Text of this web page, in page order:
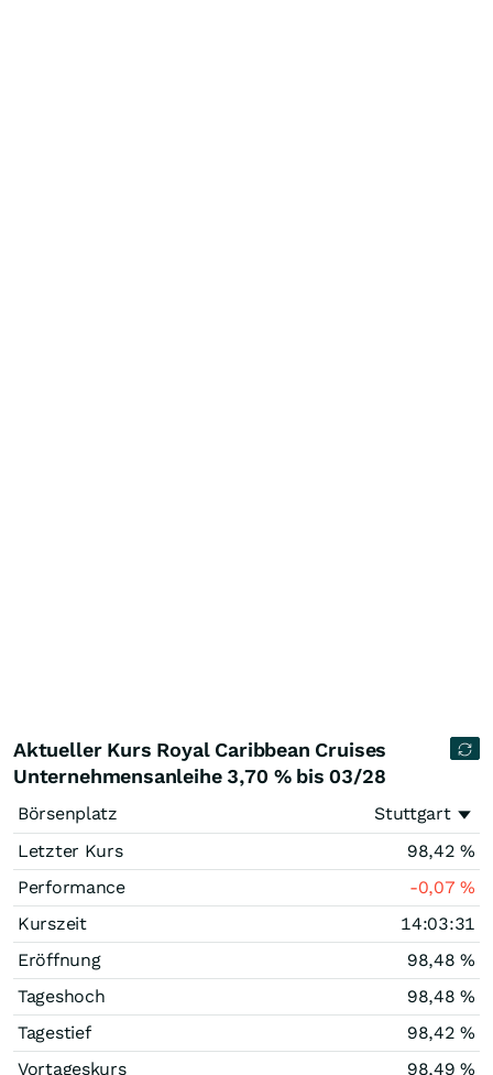
Aktueller Kurs Royal Caribbean Cruises
Unternehmensanleihe 3,70 % bis 03/28
Börsenplatz
Stuttgart
Letzter Kurs
98,42 %
Performance
-0,07%
Kurszeit
14:03:31
Eröffnung
98,48 %
Tageshoch
98,48 %
Tagestief
98,42 %
Vortageskurs
98,49%